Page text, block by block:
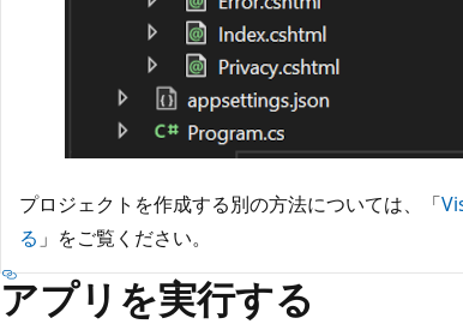
プロジェクトを作成する別の方法については、「
る 」をご覧ください。
アプリを実行する